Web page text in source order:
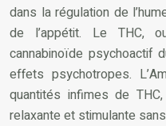
dans la régulation de
de l’appétit. Le THC,
cannabinoïde psychoactif
effets psychotropes.
quantités infimes de
relaxante et stimulante